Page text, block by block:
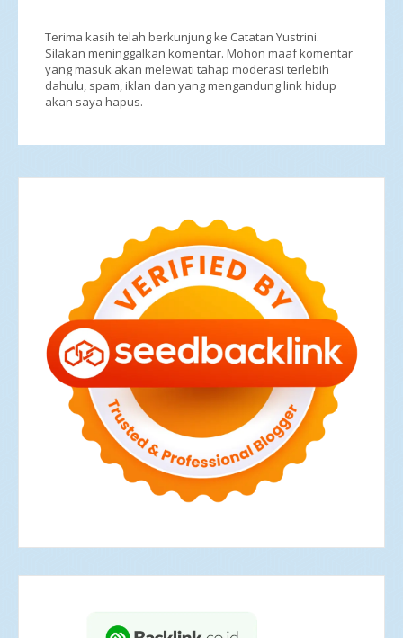
Terima kasih telah berkunjung ke Catatan Yustrini.
Silakan meninggalkan komentar. Mohon maaf komentar
yang masuk akan melewati tahap moderasi terlebih
dahulu, spam, iklan dan yang mengandung link hidup
akan saya hapus.